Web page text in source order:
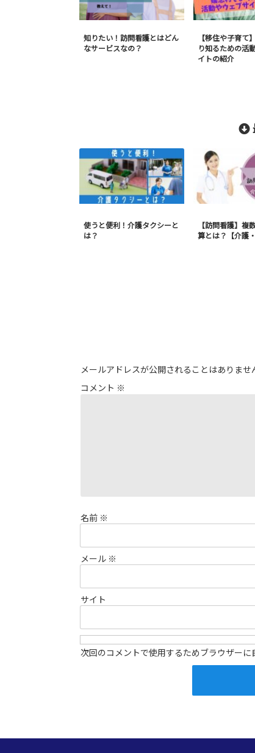
知りたい！訪問看護とはどん
なサービスなの？
【移住や子育て
り知るための活
イトの紹介
使うと便利！介護タクシーと
は？
【訪問看護】複
算とは？【介護
メールアドレスが公開されることはありませ
コメント ※
名前 ※
メール ※
サイト
次回のコメントで使用するためブラウザーに